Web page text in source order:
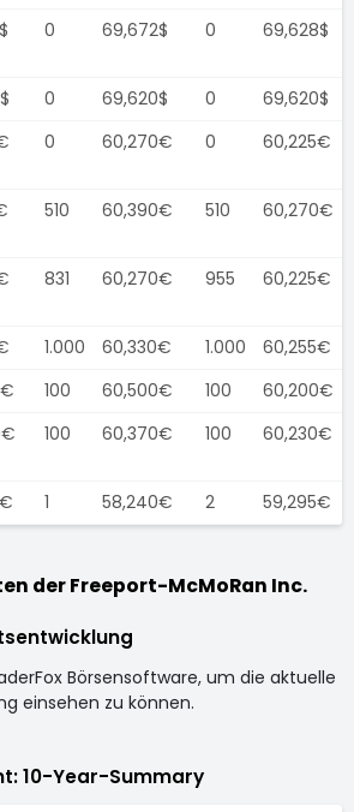
0 69,672$ 0 69,628$
0 69,620$ 0
69,620$
0 60,270€ 0 60,225€
510 60,390€ 510 60,270€
831 60,270€ 955 60,225€
1.000 60,330€ 1.000
60,255€
100 60,500€ 100
60,200€
100 60,370€ 100 60,230€
1 58,240€ 2 59,295€
der Freeport-McMoRan Inc.
Börsensoftware, um die aktuelle
einsehen zu können.
10-Year-Summary